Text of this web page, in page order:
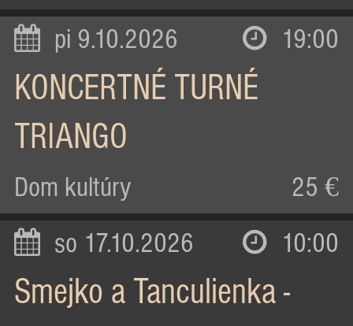
pi 9.10.2026 19:00
KONCERTNÉ TURNÉ
TRIANGO
Dom kultúry 25 €
so 17.10.2026 10:00
Smejko a Tanculienka -